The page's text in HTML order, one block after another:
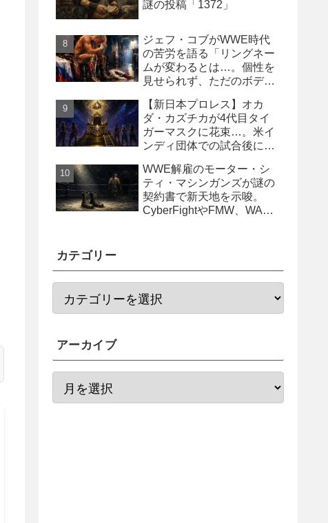
謎の投稿「1372」
ジェフ・コブがWWE時代
の苦労を語る「リングネー
ムが変わるとは…。個性を
見せられず、ただのボディ
【新日本プロレス】オカ
ダ・カズチカが4代目タイ
ガーマスクに花束…。米イ
ンディ団体での試合後にサ
WWE解雇のモーター・シ
ティ・マシンガンズが謎の
契約書で新天地を示唆。
CyberFightやFMW、WAR
カテゴリー
アーカイブ